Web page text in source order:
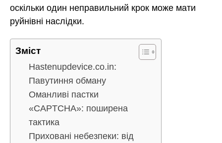
оскільки один неправильний крок може мати
руйнівні наслідки.
Зміст
Hastenupdevice.co.in:
Павутиння обману
Оманливі пастки
«CAPTCHA»: поширена
тактика
Приховані небезпеки: від